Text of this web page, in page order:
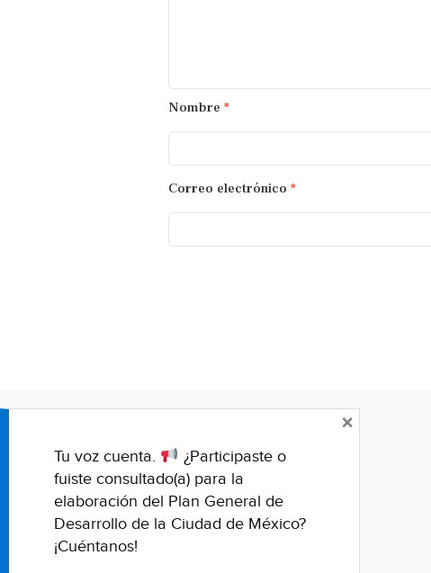
Nombre *
Correo electrónico *
Tu voz cuenta.
¿Participaste o
fuiste consultado(a) para la
elaboración del Plan General de
Desarrollo de la Ciudad de México?
¡Cuéntanos!
×